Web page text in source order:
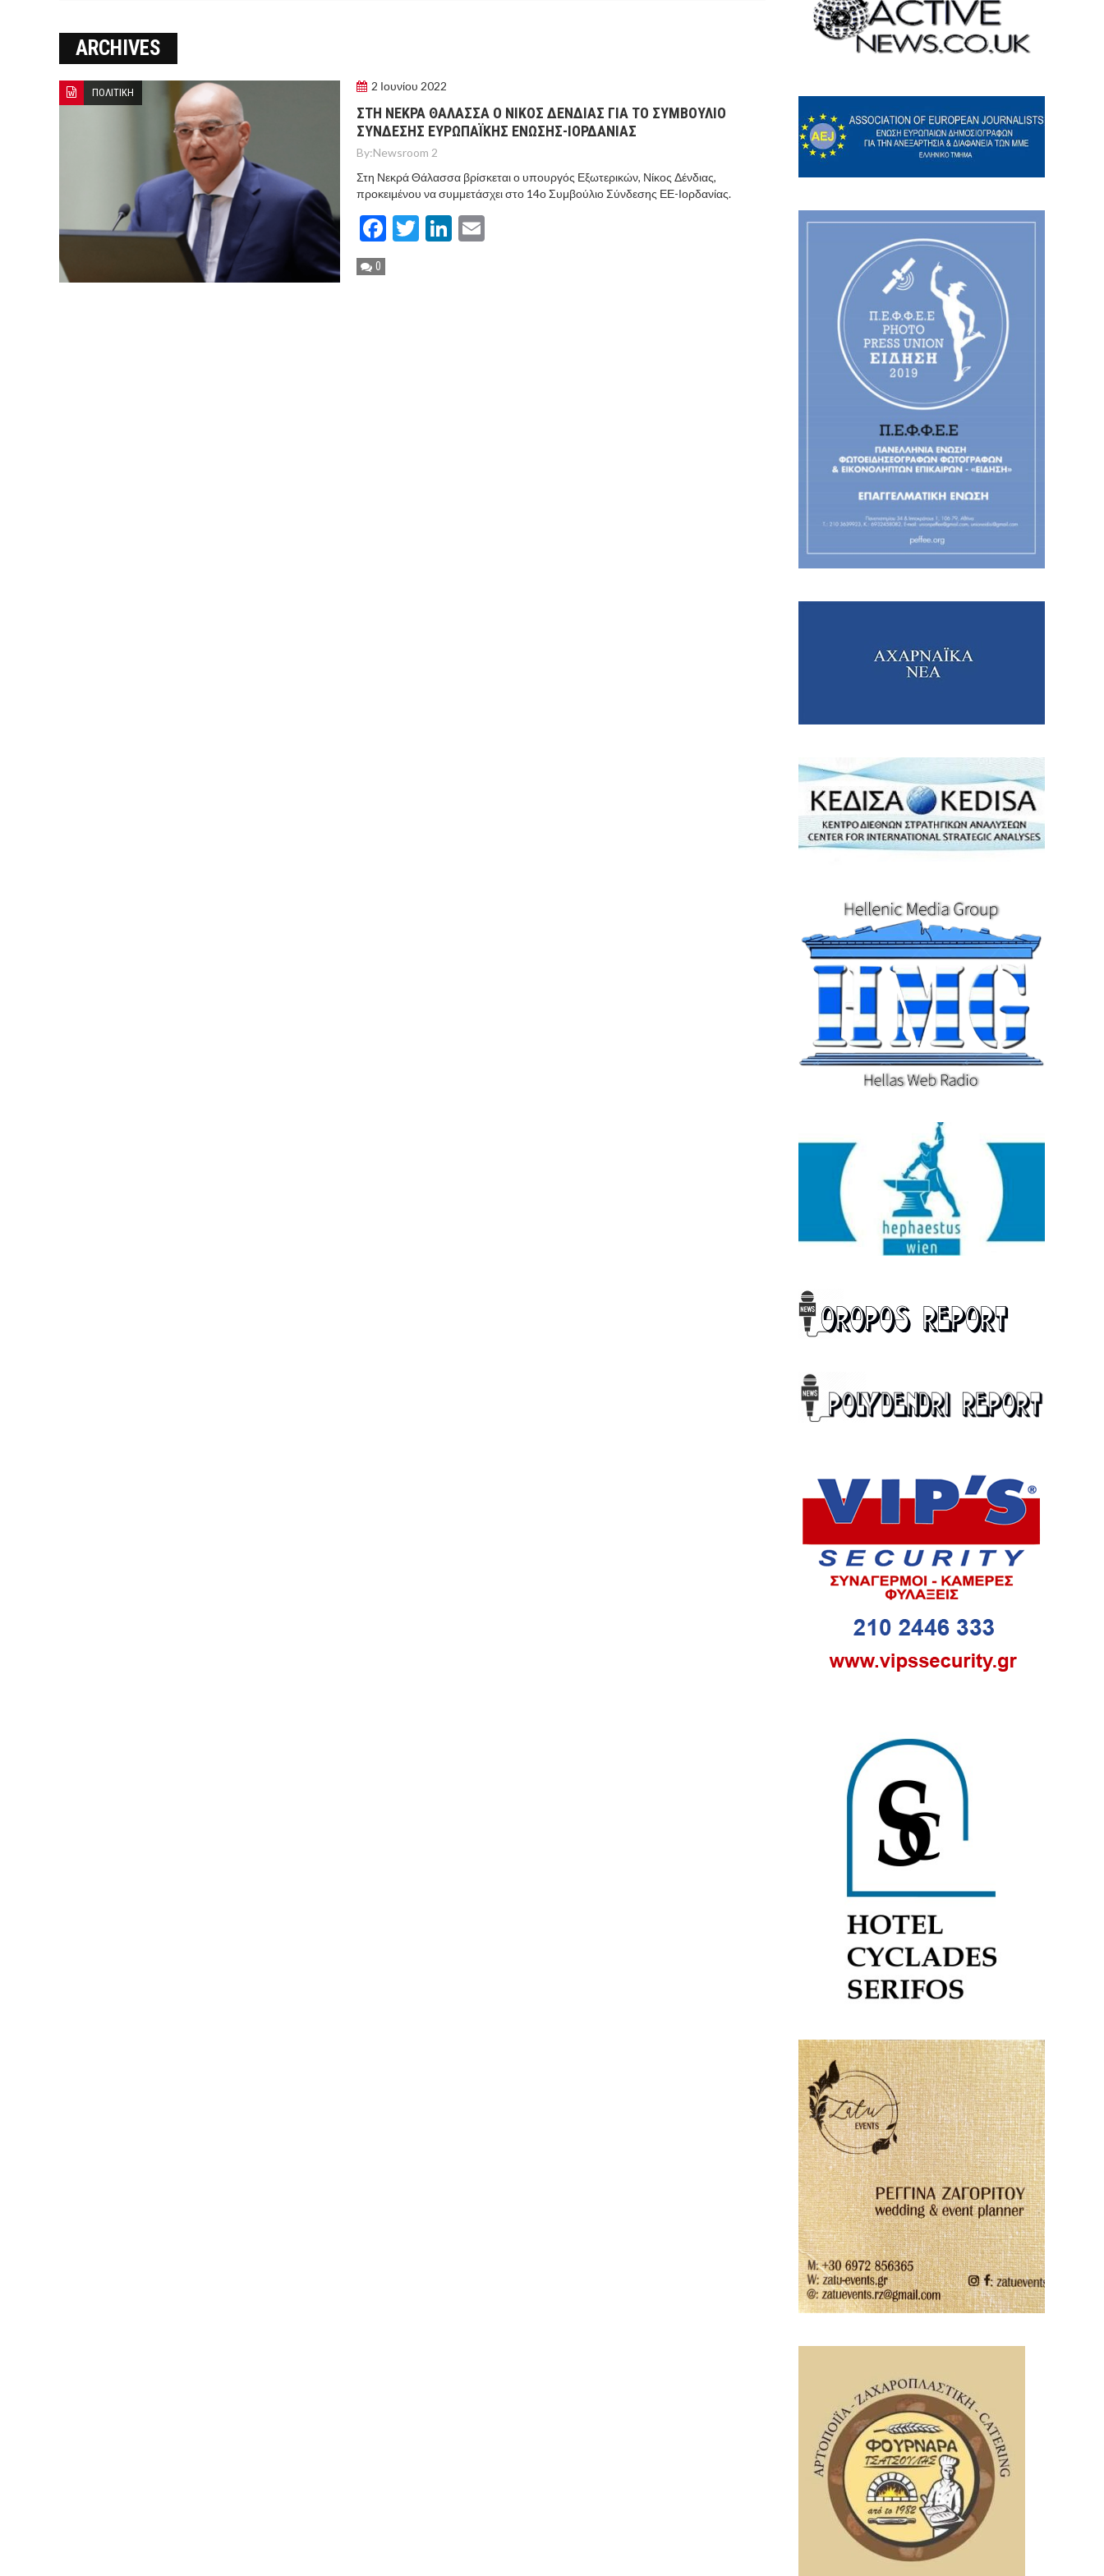
ARCHIVES
ΠΟΛΙΤΙΚΗ 2 Ιουνίου 2022
ΣΤΗ ΝΕΚΡΑ ΘΑΛΑΣΣΑ Ο ΝΙΚΟΣ ΔΕΝΔΙΑΣ ΓΙΑ ΤΟ ΣΥΜΒΟΥΛΙΟ
ΣΥΝΔΕΣΗΣ ΕΥΡΩΠΑΪΚΗΣ ΈΝΩΣΗΣ-ΙΟΡΔΑΝΙΑΣ
By:Newsroom 2
Στη Νεκρά Θάλασσα βρίσκεται ο υπουργός Εξωτερικών, Νίκος Δένδιας,
προκειμένου να συμμετάσχει στο 14ο Συμβούλιο Σύνδεσης ΕΕ-Ιορδανίας.
Facebook
TwitterLinkedIn
0